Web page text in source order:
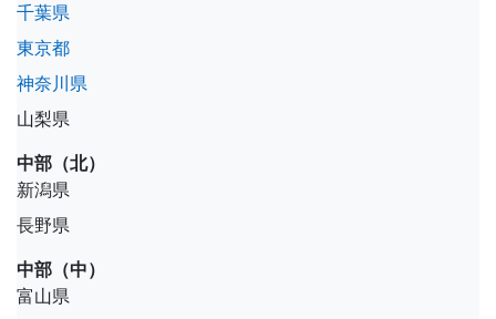
千葉県
東京都
神奈川県
山梨県
中部（北）
新潟県
長野県
中部（中）
富山県